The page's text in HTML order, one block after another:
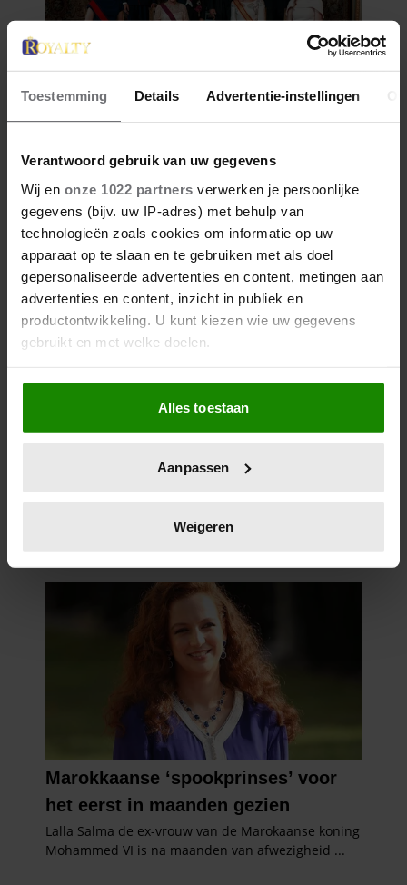
Toestemming Details Advertentie-instellingen
Verantwoord gebruik van uw gegevens
Wij en onze 1022 partners verwerken je persoonlijke
gegevens (bijv. uw IP-adres) met behulp van
technologieën zoals cookies om informatie op uw
apparaat op te slaan en te gebruiken met als doel
gepersonaliseerde advertenties en content, metingen aan
advertenties en content, inzicht in publiek en
productontwikkeling. U kunt kiezen wie uw gegevens
gebruikt en met welke doelen.
Als u het toestaat, willen we ook graag:
Informatie verzamelen over uw geografische
locatie, die tot een paar meter nauwkeurig kan zijn
scannen op specifieke eigenschappen (fingerprinting)
verwerkt en stel uw voorkeuren in het
intrekken in de Cookieverklaring.
We gebruiken cookies om content en advertenties te
personaliseren, om functies voor social media te bieden
en om ons websiteverkeer te analyseren. Ook delen we
informatie over uw gebruik van onze site met onze
partners voor social media, adverteren en analyse. Deze
partners kunnen deze gegevens combineren met andere
informatie die u aan ze heeft verstrekt of die ze hebben
verzameld op basis van uw gebruik van hun services. U
gaat akkoord met onze cookies als u onze website blijft
gebruiken.
Alles toestaan
Aanpassen
Weigeren